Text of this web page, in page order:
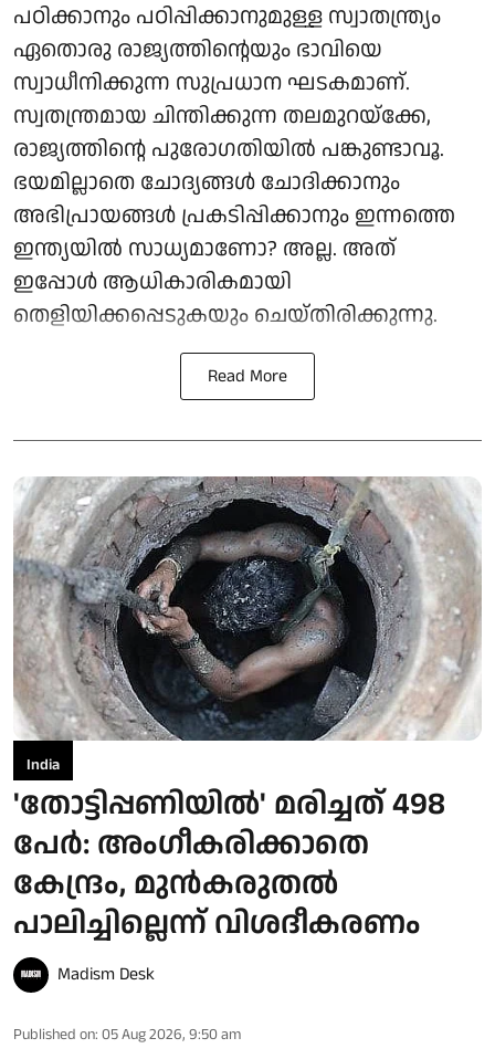
പഠിക്കാനും പഠിപ്പിക്കാനുമുള്ള സ്വാതന്ത്ര്യം
ഏതൊരു രാജ്യത്തിന്റെയും ഭാവിയെ
സ്വാധീനിക്കുന്ന സുപ്രധാന ഘടകമാണ്.
സ്വതന്ത്രമായ ചിന്തിക്കുന്ന തലമുറയ്ക്കേ,
രാജ്യത്തിന്റെ പുരോഗതിയിൽ പങ്കുണ്ടാവൂ.
ഭയമില്ലാതെ ചോദ്യങ്ങൾ ചോദിക്കാനും
അഭിപ്രായങ്ങൾ പ്രകടിപ്പിക്കാനും ഇന്നത്തെ
ഇന്ത്യയിൽ സാധ്യമാണോ? അല്ല. അത്
ഇപ്പോൾ ആധികാരികമായി
തെളിയിക്കപ്പെടുകയും ചെയ്തിരിക്കുന്നു.
Read More
India
'തോട്ടിപ്പണിയിൽ' മരിച്ചത് 498
പേർ: അംഗീകരിക്കാതെ
കേന്ദ്രം, മുൻകരുതൽ
പാലിച്ചില്ലെന്ന് വിശദീകരണം
Madism Desk
Published on: 05 Aug 2026, 9:50 am